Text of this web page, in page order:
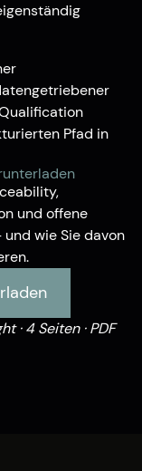
Pfad in
und offene
wie Sie davon
· 4 Seiten · PDF